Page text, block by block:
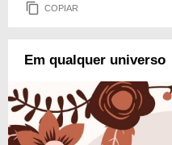
COPIAR
Em qualquer universo